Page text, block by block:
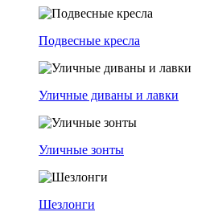
Подвесные кресла
Уличные диваны и лавки
Уличные зонты
Шезлонги